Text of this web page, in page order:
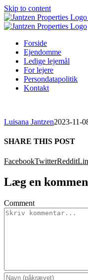
Skip to content
Forside
Ejendomme
Ledige lejemål
For lejere
Persondatapolitik
Kontakt
Luisana Jantzen2023-11-
SHARE THIS POST
FacebookTwitterReddit
Læg en
Comment